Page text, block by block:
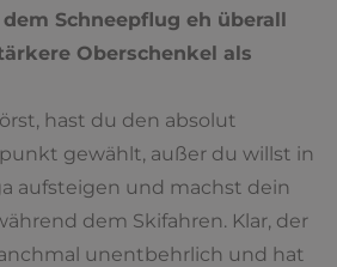
Schneepflug eh überall
Oberschenkel als
hast du den absolut
gewählt, außer du willst in
aufsteigen und machst dein
dem Skifahren. Klar, der
unentbehrlich und hat